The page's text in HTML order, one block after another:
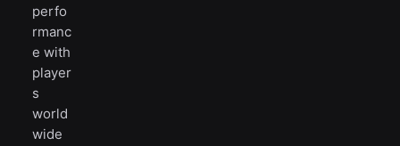
perfo
rmanc
e with
player
s
world
wide